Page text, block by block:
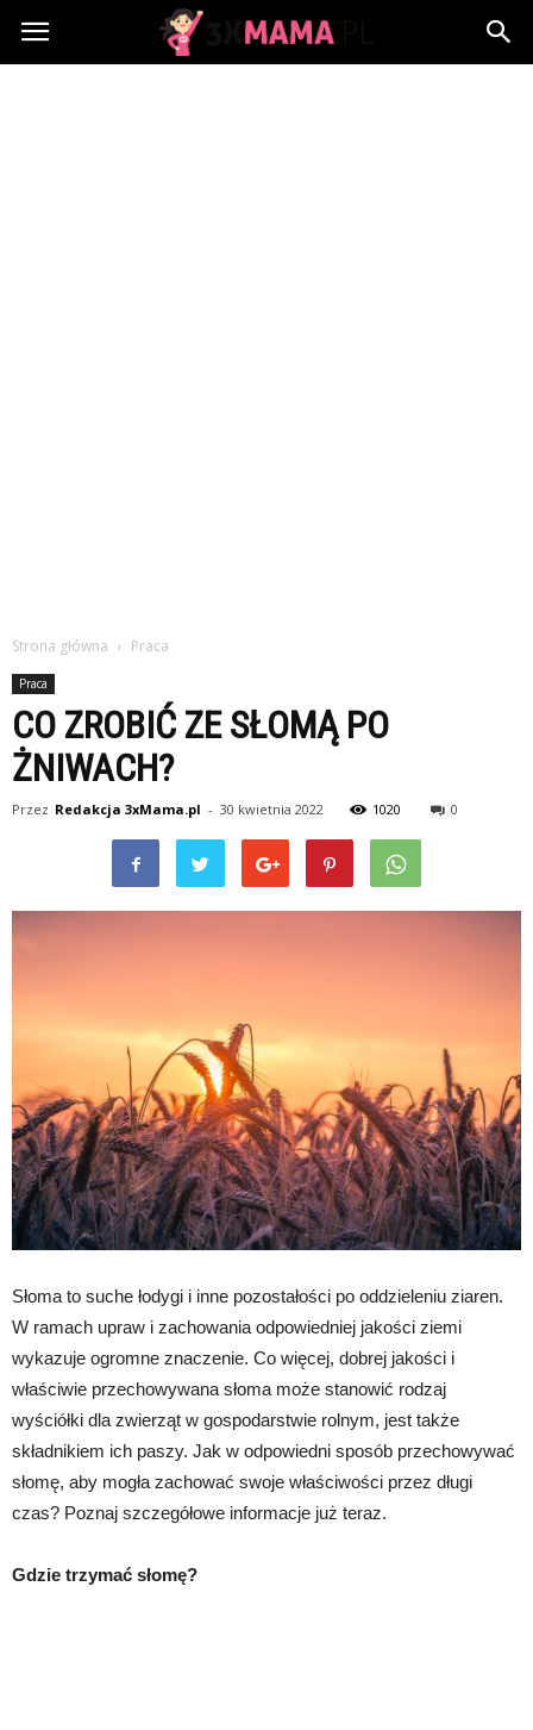
3xMama.pl
Strona główna Praca
Praca
CO ZROBIĆ ZE SŁOMĄ PO
ŻNIWACH?
Przez Redakcja 3xMama.pl - 30 kwietnia 2022 1020 0
Słoma to suche łodygi i inne pozostałości po oddzieleniu ziaren.
W ramach upraw i zachowania odpowiedniej jakości ziemi
wykazuje ogromne znaczenie. Co więcej, dobrej jakości i
właściwie przechowywana słoma może stanowić rodzaj
wyściółki dla zwierząt w gospodarstwie rolnym, jest także
składnikiem ich paszy. Jak w odpowiedni sposób przechowywać
słomę, aby mogła zachować swoje właściwości przez długi
czas? Poznaj szczegółowe informacje już teraz.
Gdzie trzymać słomę?